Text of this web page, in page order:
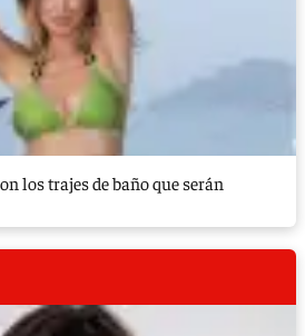
los trajes de baño que serán